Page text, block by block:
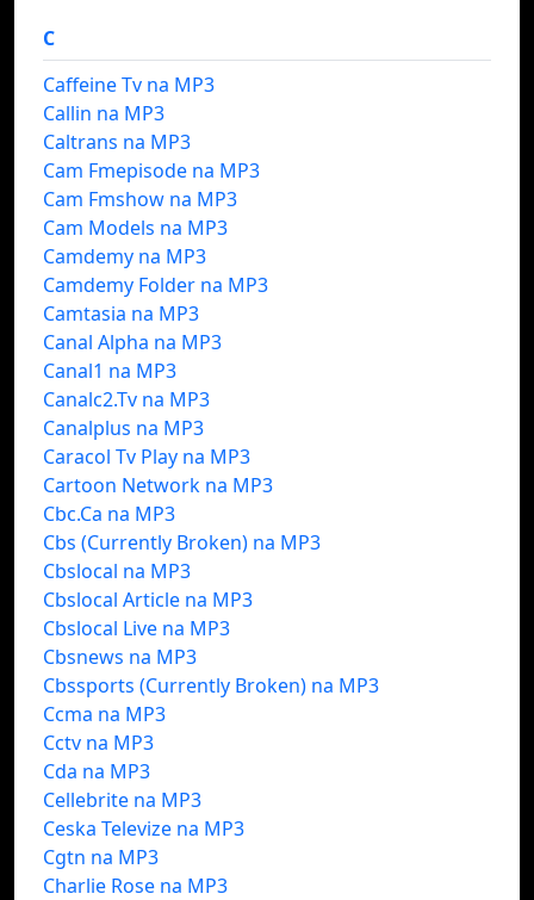
C
Caffeine Tv na MP3
Callin na MP3
Caltrans na MP3
Cam Fmepisode na MP3
Cam Fmshow na MP3
Cam Models na MP3
Camdemy na MP3
Camdemy Folder na MP3
Camtasia na MP3
Canal Alpha na MP3
Canal1 na MP3
Canalc2.Tv na MP3
Canalplus na MP3
Caracol Tv Play na MP3
Cartoon Network na MP3
Cbc.Ca na MP3
Cbs (Currently Broken) na MP3
Cbslocal na MP3
Cbslocal Article na MP3
Cbslocal Live na MP3
Cbsnews na MP3
Cbssports (Currently Broken) na MP3
Ccma na MP3
Cctv na MP3
Cda na MP3
Cellebrite na MP3
Ceska Televize na MP3
Cgtn na MP3
Charlie Rose na MP3